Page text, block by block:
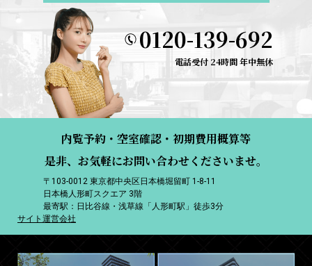
0120-139-692
電話受付 24時間 年中無休
内覧予約・空室確認・初期費用概算等
是非、お気軽にお問い合わせくださいませ。
〒103-0012 東京都中央区日本橋堀留町 1-8-11
日本橋人形町スクエア 3階
最寄駅：日比谷線・浅草線「人形町駅」徒歩3分
サイト運営会社